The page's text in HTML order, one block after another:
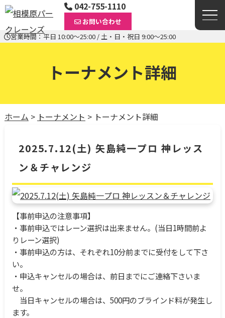
営業時間：平日 10:00〜25:00 / 土・日・祝日 9:00〜25:00
042-755-1110
お問い合わせ
トーナメント詳細
ホーム > トーナメント > トーナメント詳細
2025.7.12(土) 矢島純一プロ 神レッス
ン＆チャレンジ
【事前申込の注意事項】
・事前申込ではレーン選択は出来ません。(当日1時間前よ
りレーン選択)
・事前申込の方は、それぞれ10分前までに受付をして下さ
い。
・申込キャンセルの場合は、前日までにご連絡下さいま
せ。
当日キャンセルの場合は、500円のブラインド料が発生し
ます。